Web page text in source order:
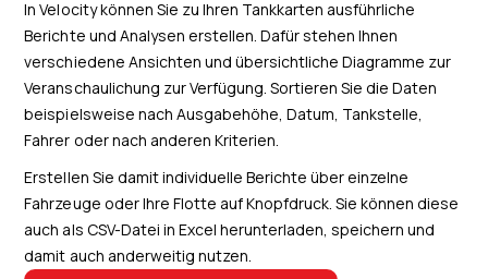
In Velocity können Sie zu Ihren Tankkarten ausführliche
Berichte und Analysen erstellen. Dafür stehen Ihnen
verschiedene Ansichten und übersichtliche Diagramme zur
Veranschaulichung zur Verfügung. Sortieren Sie die Daten
beispielsweise nach Ausgabehöhe, Datum, Tankstelle,
Fahrer oder nach anderen Kriterien.
Erstellen Sie damit individuelle Berichte über einzelne
Fahrzeuge oder Ihre Flotte auf Knopfdruck. Sie können diese
auch als CSV-Datei in Excel herunterladen, speichern und
damit auch anderweitig nutzen.